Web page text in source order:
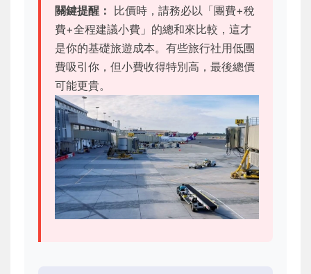
關鍵提醒：
比價時，請務必以「團費+稅
費+全程建議小費」的總和來比較，這才
是你的基礎旅遊成本。有些旅行社用低團
費吸引你，但小費收得特別高，最後總價
可能更貴。